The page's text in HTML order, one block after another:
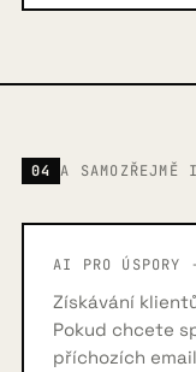
04 A
AI PRO ÚSPORY
Získávání
Pokud chcete
příchozích